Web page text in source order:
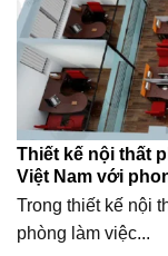
Thiết kế nội thất
Việt Nam với
Trong thiết kế nội
phòng làm việc...